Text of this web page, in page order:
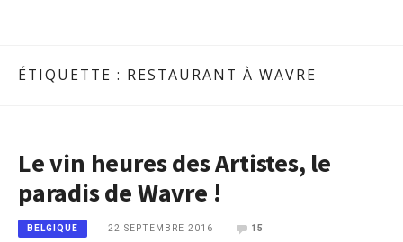
ÉTIQUETTE : RESTAURANT À WAVRE
Le vin heures des Artistes, le
paradis de Wavre !
BELGIQUE 22 SEPTEMBRE 2016 15